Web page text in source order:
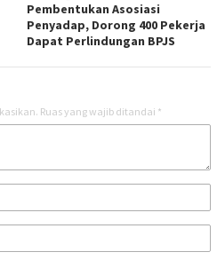
Pembentukan Asosiasi
Penyadap, Dorong 400 Pekerja
Dapat Perlindungan BPJS
Ruas yang wajib ditandai *